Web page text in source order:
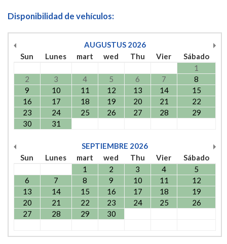
Disponibilidad de vehículos:
AUGUSTUS 2026
Sun
Lunes mart wed Thu Vier
Sábado
1
2
3 4 5 6 7
8
9
10 11 12 13 14
15
16
17 18 19 20 21
22
23
24 25 26 27 28
29
30
31
SEPTIEMBRE 2026
Sun
Lunes mart wed Thu Vier
Sábado
1
2 3 4
5
6
7 8 9 10 11
12
13
14 15 16 17 18
19
20
21 22 23 24 25
26
27
28 29 30